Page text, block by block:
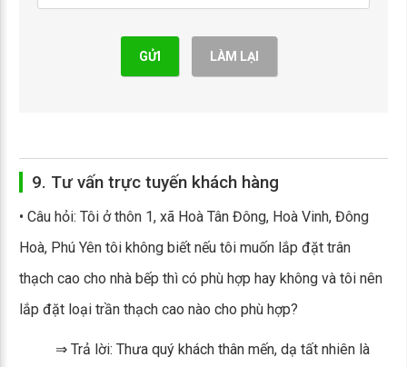
GỬI LÀM LẠI
9. Tư vấn trực tuyến khách hàng
• Câu hỏi: Tôi ở thôn 1, xã Hoà Tân Đông, Hoà Vinh, Đông
Hoà, Phú Yên tôi không biết nếu tôi muốn lắp đặt trân
thạch cao cho nhà bếp thì có phù hợp hay không và tôi nên
lắp đặt loại trần thạch cao nào cho phù hợp?
⇒ Trả lời: Thưa quý khách thân mến, dạ tất nhiên là